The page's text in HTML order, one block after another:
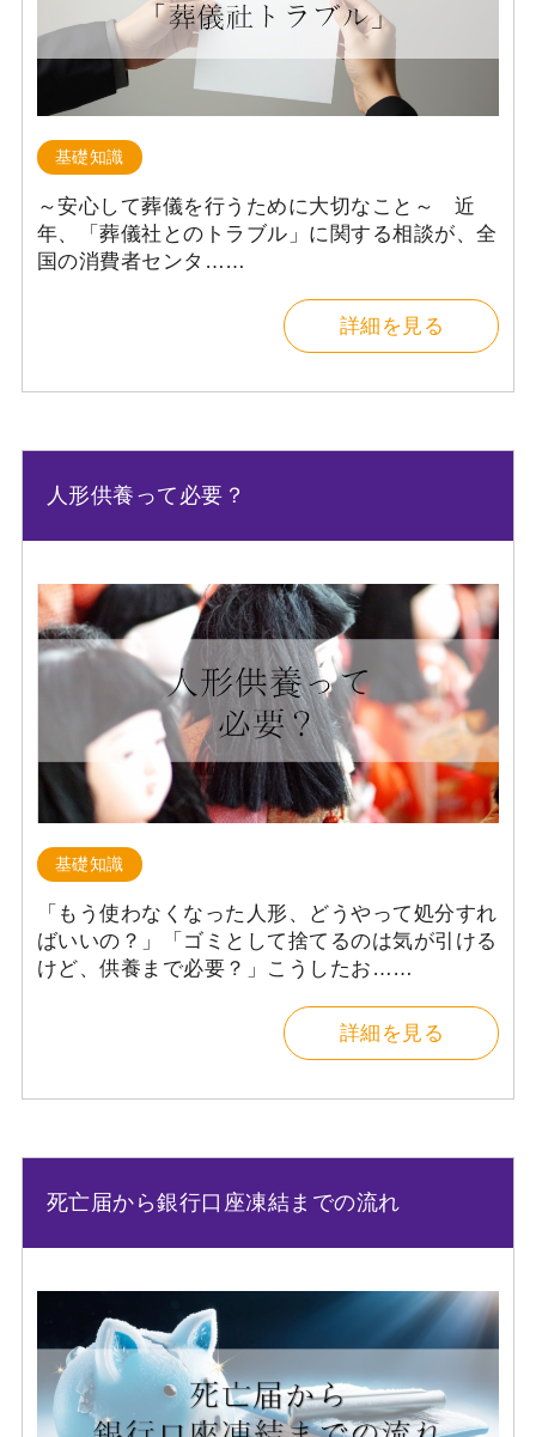
基礎知識
～安心して葬儀を行うために大切なこと～ 近
年、「葬儀社とのトラブル」に関する相談が、全
国の消費者センタ……
詳細を見る
人形供養って必要？
基礎知識
「もう使わなくなった人形、どうやって処分すれ
ばいいの？」「ゴミとして捨てるのは気が引ける
けど、供養まで必要？」こうしたお……
詳細を見る
死亡届から銀行口座凍結までの流れ